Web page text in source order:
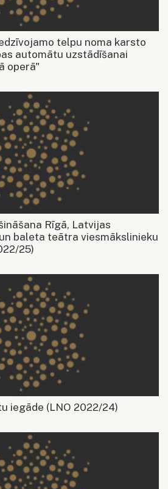
telpu noma karsto
automātu uzstādīšanai
operā"
Rīgā, Latvijas
baleta teātra viesmākslinieku
25)
iegāde (LNO 2022/24)